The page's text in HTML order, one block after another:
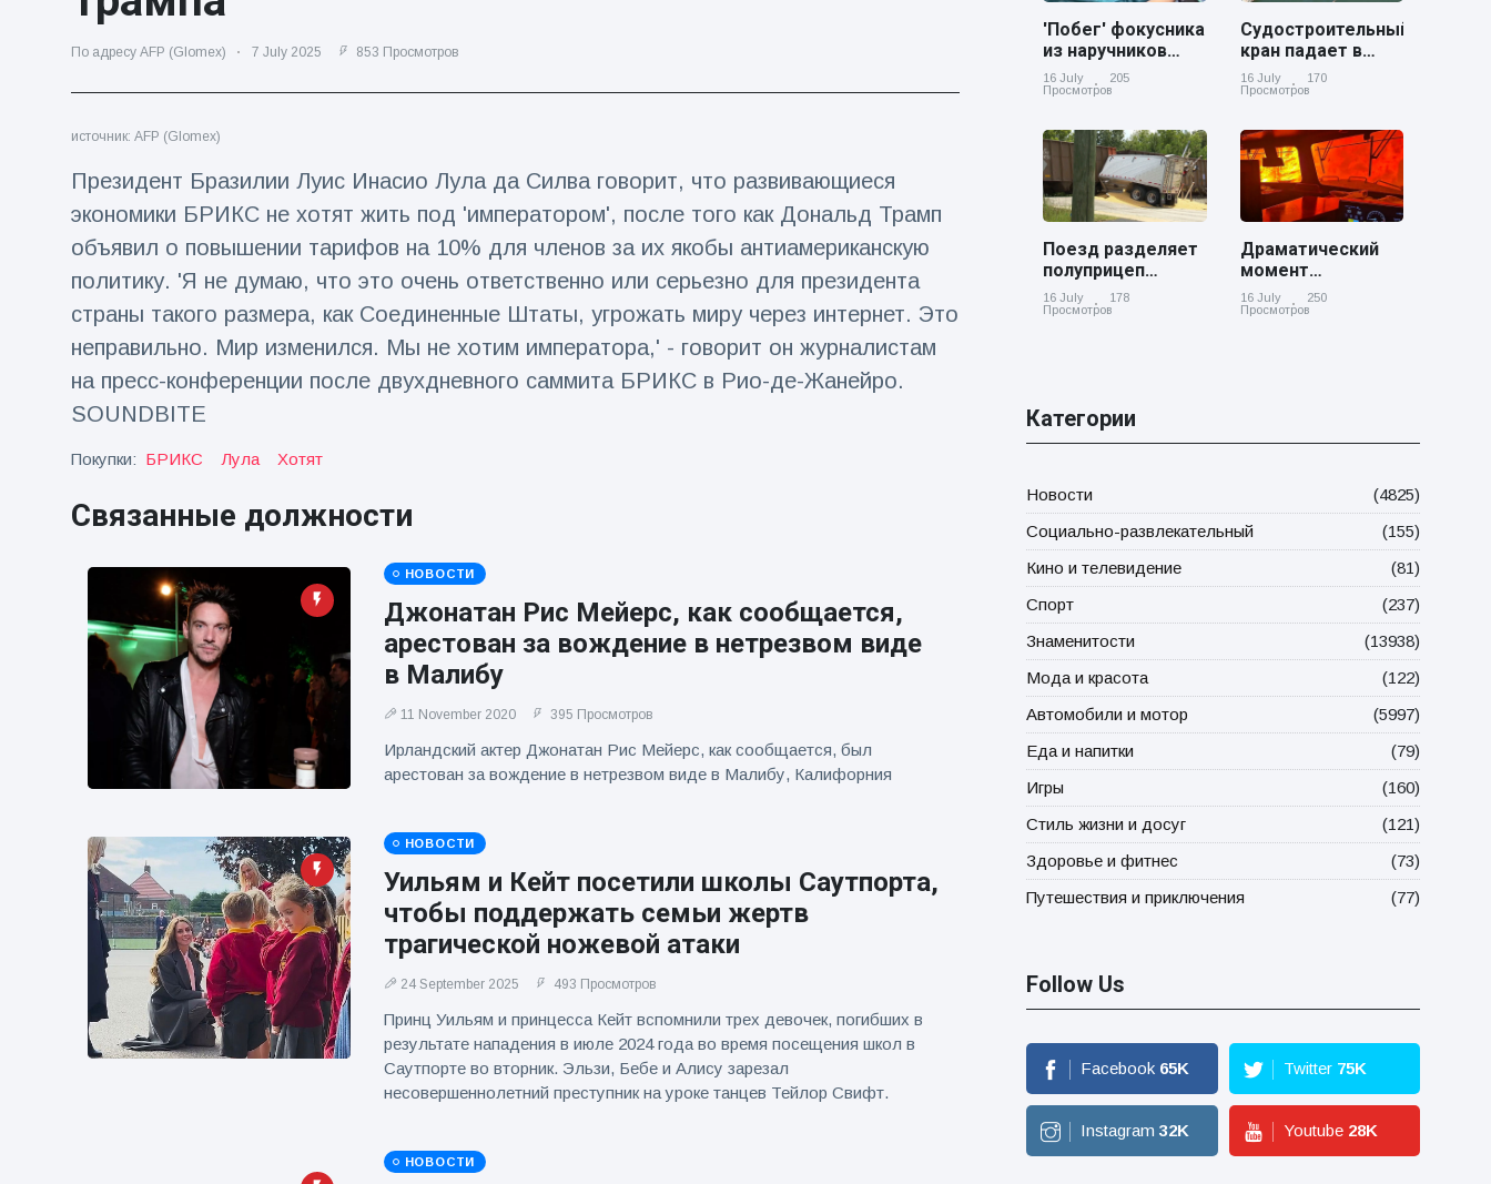
'Побег'
фокусника из
наручников
вызвал смех у
отмечают
рождение
низкогорного
тапира в
зоопарке
Великобритании
за 14 лет
16 July
195
Мужчина из
арестован
фейерверков из
движущейся
По адресу AFP (Glomex) 7 July 2025 853 Просмотров
источник: AFP (Glomex)
Президент Бразилии Луис Инасио Лула да Силва говорит, что развивающиеся
экономики БРИКС не хотят жить под 'императором', после того как Дональд Трамп
объявил о повышении тарифов на 10% для членов за их якобы антиамериканскую
политику. 'Я не думаю, что это очень ответственно или серьезно для президента
страны такого размера, как Соединенные Штаты, угрожать миру через интернет. Это
неправильно. Мир изменился. Мы не хотим императора,' - говорит он журналистам
на пресс-конференции после двухдневного саммита БРИКС в Рио-де-Жанейро.
SOUNDBITE
Покупки: БРИКС Лула Хотят
Связанные должности
НОВОСТИ
Джонатан Рис Мейерс, как сообщается,
арестован за вождение в нетрезвом виде
в Малибу
11 November 2020 395 Просмотров
Ирландский актер Джонатан Рис Мейерс, как сообщается, был
арестован за вождение в нетрезвом виде в Малибу, Калифорния
НОВОСТИ
Уильям и Кейт посетили школы Саутпорта,
чтобы поддержать семьи жертв
трагической ножевой атаки
24 September 2025 493 Просмотров
Принц Уильям и принцесса Кейт вспомнили трех девочек, погибших в
результате нападения в июле 2024 года во время посещения школ в
Саутпорте во вторник. Эльзи, Бебе и Алису зарезал
несовершеннолетний преступник на уроке танцев Тейлор Свифт.
НОВОСТИ
'Побег' фокусника
из наручников
вызвал смех у
аудитории
16 July
205
Просмотров
Судостроительный
кран падает в
реку Купер возле
Чарльстона
16 July
170
Просмотров
Поезд разделяет
полуприцеп
пополам на
железнодорожном
16 July
178
Просмотров
Драматический
момент
канадский
грузовой поезд
16 July
250
Просмотров
Категории
Новости
(4825)
Социально-развлекательный
(155)
Кино и телевидение
(81)
Спорт
(237)
Знаменитости
(13938)
Мода и красота
(122)
Автомобили и мотор
(5997)
Еда и напитки
(79)
Игры
(160)
Стиль жизни и досуг
(121)
Здоровье и фитнес
(73)
Путешествия и приключения
(77)
Follow Us
Facebook 65K Twitter 75K
Instagram 32K Youtube 28K